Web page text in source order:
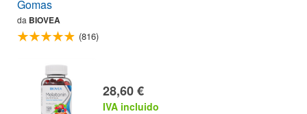
Gomas
da BIOVEA
(816)
28,60 €
IVA incluido